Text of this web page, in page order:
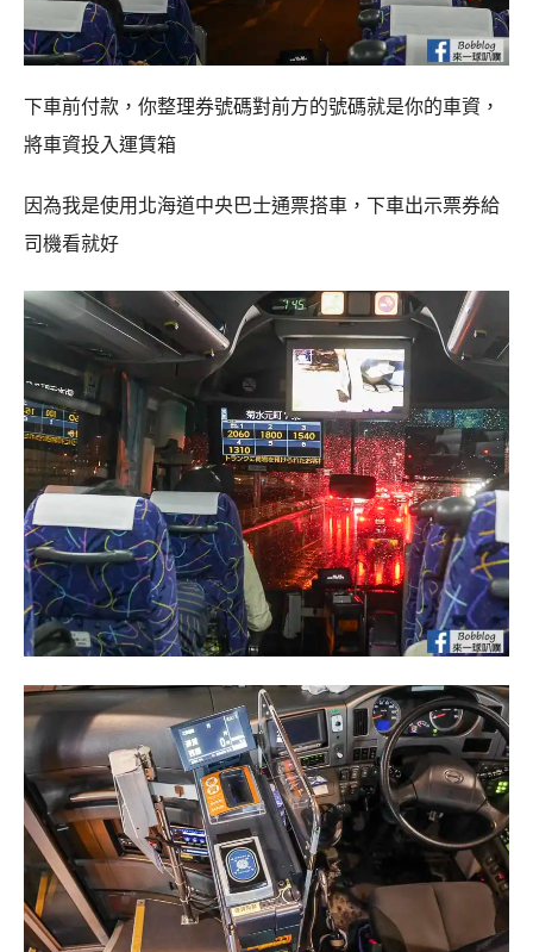
下車前付款，你整理券號碼對前方的號碼就是你的車資，
將車資投入運賃箱
因為我是使用北海道中央巴士通票搭車，下車出示票券給
司機看就好